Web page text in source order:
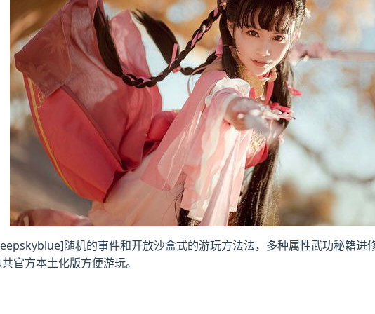
随机的事件和开放沙盒式的游玩方法法，多种属性武功秘籍进
官方本土化版方便游玩。